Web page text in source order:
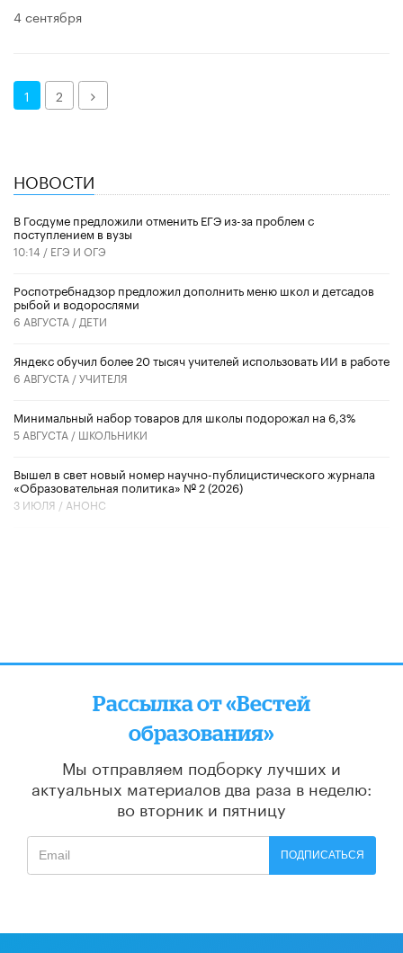
4 сентября
1 2 Далее
НОВОСТИ
В Госдуме предложили отменить ЕГЭ из-за проблем с
поступлением в вузы
10:14 / ЕГЭ И ОГЭ
Роспотребнадзор предложил дополнить меню школ и детсадов
рыбой и водорослями
6 АВГУСТА / ДЕТИ
​Яндекс обучил более 20 тысяч учителей использовать ИИ в работе
6 АВГУСТА /УЧИТЕЛЯ
Минимальный набор товаров для школы подорожал на 6,3%
5 АВГУСТА / ШКОЛЬНИКИ
Вышел в свет новый номер научно-публицистического журнала
«Образовательная политика» № 2 (2026)
3 ИЮЛЯ / АНОНС
Рассылка от «Вестей
образования»
Мы отправляем подборку лучших и
актуальных материалов два раза в неделю:
во вторник и пятницу
ПОДПИСАТЬСЯ